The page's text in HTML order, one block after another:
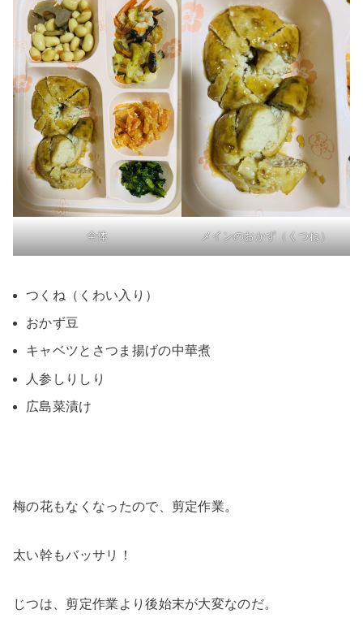
全体 メインのおかず（くつね）
つくね（くわい入り）
おかず豆
キャベツとさつま揚げの中華煮
人参しりしり
広島菜漬け
梅の花もなくなったので、剪定作業。
太い幹もバッサリ！
じつは、剪定作業より後始末が大変なのだ。